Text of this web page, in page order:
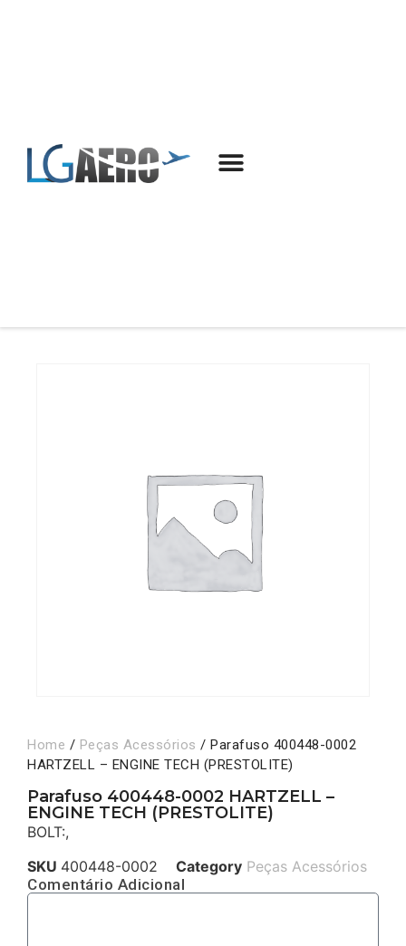
Home / Peças Acessórios / Parafuso 400448-0002
HARTZELL – ENGINE TECH (PRESTOLITE)
Parafuso 400448-0002 HARTZELL –
ENGINE TECH (PRESTOLITE)
BOLT:,
SKU 400448-0002 Category Peças Acessórios
Comentário Adicional